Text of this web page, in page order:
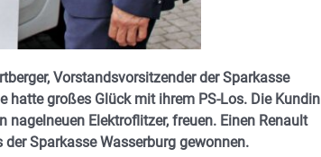
Vorstandsvorsitzender der Sparkasse
hatte großes Glück mit ihrem PS-Los. Die Kundin
nagelneuen Elektroflitzer, freuen. Einen Renault
Sparkasse Wasserburg gewonnen.